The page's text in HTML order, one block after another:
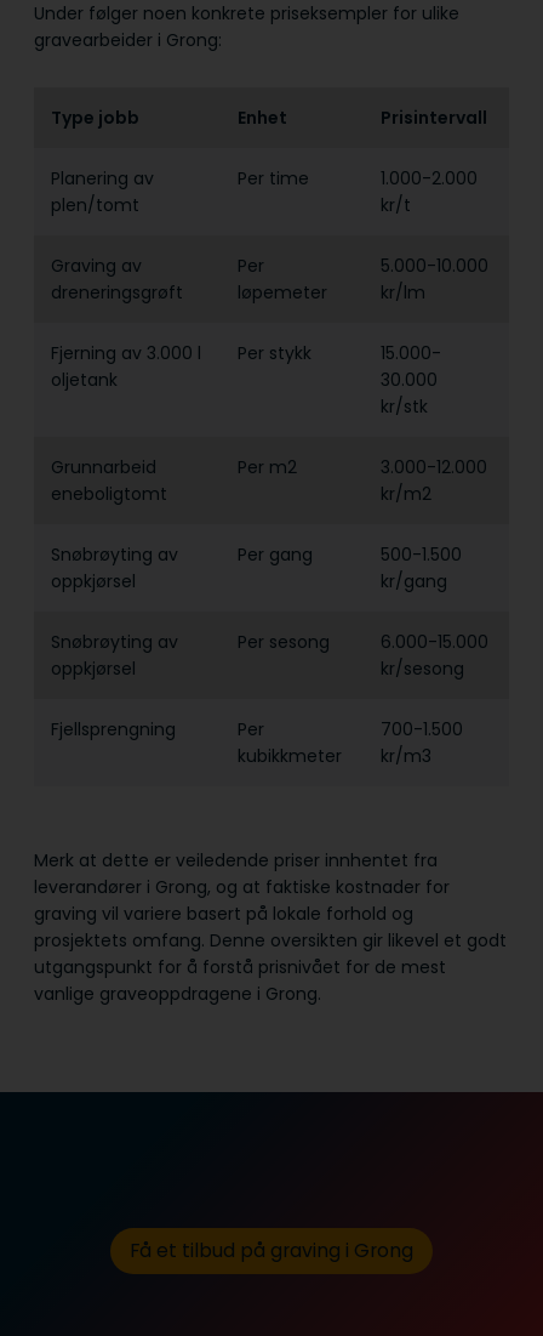
Under følger noen konkrete priseksempler for ulike
gravearbeider i Grong:
Type jobb Enhet Prisintervall
Planering av
plen/tomt
Per time
1.000-2.000
kr/t
Graving av
dreneringsgrøft
Per
løpemeter
5.000-10.000
kr/lm
Fjerning av 3.000 l
oljetank
Per stykk
15.000-
30.000
kr/stk
Grunnarbeid
eneboligtomt
Per m2
3.000-12.000
kr/m2
Snøbrøyting av
oppkjørsel
Per gang
500-1.500
kr/gang
Snøbrøyting av
oppkjørsel
Per sesong
6.000-15.000
kr/sesong
Fjellsprengning
Per
kubikkmeter
700-1.500
kr/m3
Merk at dette er veiledende priser innhentet fra
leverandører i Grong, og at faktiske kostnader for
graving vil variere basert på lokale forhold og
prosjektets omfang. Denne oversikten gir likevel et godt
utgangspunkt for å forstå prisnivået for de mest
vanlige graveoppdragene i Grong.
Få et tilbud på graving i Grong